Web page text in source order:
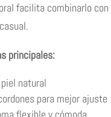
facilita combinarlo con
principales:
natural
para mejor ajuste